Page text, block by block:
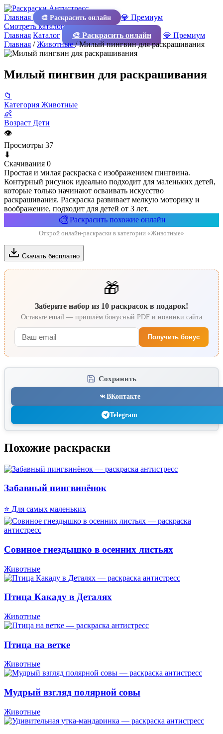
Главная 🎨 Раскрасить онлайн
💎 Премиум
Смотреть каталог
Главная Каталог 🎨 Раскрасить онлайн
💎 Премиум
Главная /Животные/Милый пингвин для раскрашивания
Милый пингвин для раскрашивания
📁
Категория Животные
👶
Возраст Дети
👁
Просмотры 37
⬇
Скачивания 0
Простая и милая раскраска с изображением пингвина.
Контурный рисунок идеально подходит для маленьких детей,
которые только начинают осваивать искусство
раскрашивания. Раскраска развивает мелкую моторику и
воображение, подходит для детей от 3 лет.
🎨Раскрасить похожие онлайн
Открой онлайн-раскраски в категории «Животные»
Скачать бесплатно
🎁
Заберите набор из 10 раскрасок в подарок!
Оставьте email — пришлём бонусный PDF и новинки сайта
Получить бонус
Сохранить
ВКонтакте
Telegram
Похожие раскраски
Забавный пингвинёнок
⭐ Для самых маленьких
Совиное гнездышко в осенних листьях
Животные
Птица Какаду в Деталях
Животные
Птица на ветке
Животные
Мудрый взгляд полярной совы
Животные